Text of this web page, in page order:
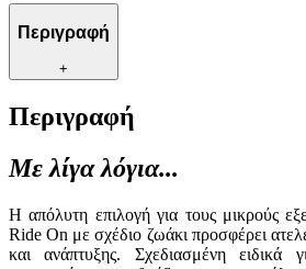
Περιγραφή
+
Περιγραφή
Με λίγα λόγια...
Η απόλυτη επιλογή για τους μικρούς
Ride On με σχέδιο ζωάκι προσφέρει
και ανάπτυξης. Σχεδιασμένη ειδικά